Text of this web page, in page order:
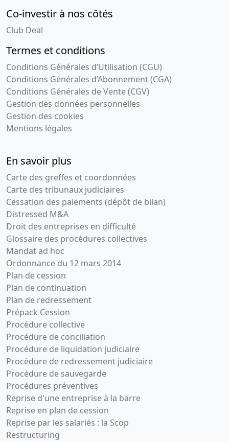
Co-investir à nos côtés
Club Deal
Termes et conditions
Conditions Générales d’Utilisation (CGU)
Conditions Générales d’Abonnement (CGA)
Conditions Générales de Vente (CGV)
Gestion des données personnelles
Gestion des cookies
Mentions légales
En savoir plus
Carte des greffes et coordonnées
Carte des tribunaux judiciaires
Cessation des paiements (dépôt de bilan)
Distressed M&A
Droit des entreprises en difficulté
Glossaire des procédures collectives
Mandat ad hoc
Ordonnance du 12 mars 2014
Plan de cession
Plan de continuation
Plan de redressement
Prépack Cession
Procédure collective
Procédure de conciliation
Procédure de liquidation judiciaire
Procédure de redressement judiciaire
Procédure de sauvegarde
Procédures préventives
Reprise d'une entreprise à la barre
Reprise en plan de cession
Reprise par les salariés : la Scop
Restructuring